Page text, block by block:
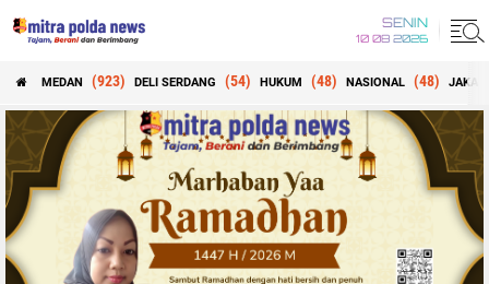
SENIN
10 08 2026
MEDAN (923) DELI SERDANG (54) HUKUM (48) NASIONAL (48)